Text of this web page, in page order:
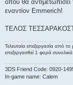
όπου θα
εναντίον Emmerich!
ΤΕΛΟΣ
Τελευταία επεξεργασία από το
επεξεργασθεί 1 φορά συνολικά.
3DS Friend Code: 0920-
In-game name: Calem